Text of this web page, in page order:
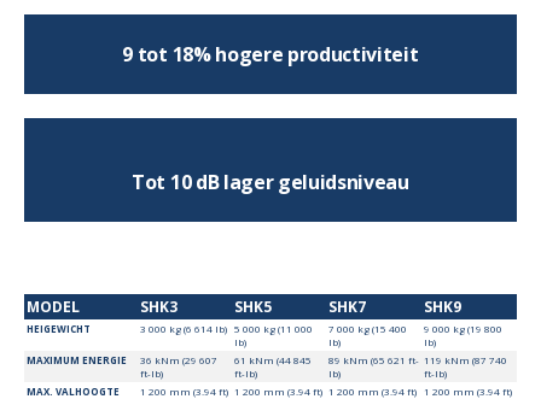
9 tot 18% hogere productiviteit
Tot 10 dB lager geluidsniveau
MODEL SHK3 SHK5 SHK7 SHK9
HEIGEWICHT 3 000 kg (6 614 lb) 5 000 kg (11 000
lb)
7 000 kg (15 400
lb)
9 000 kg (19 800
lb)
MAXIMUM ENERGIE
36 kNm (29 607
ft-lb)
61 kNm (44 845
ft-lb)
89 kNm (65 621 ft-
lb)
119 kNm (87 740
ft-lb)
MAX. VALHOOGTE
1 200 mm (3.94 ft) 1 200 mm (3.94 ft) 1 200 mm (3.94 ft)
1 200 mm (3.94 ft)